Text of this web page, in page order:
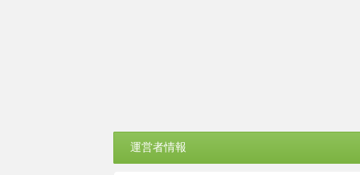
運営者情報